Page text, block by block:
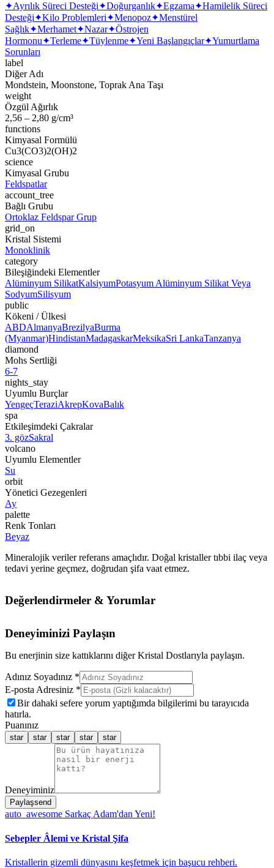
✦Ayrılık Süreci Desteği✦Doğurganlık✦Egzama✦Hamilelik Süreci
Desteği✦Kilo Problemleri✦Menopoz✦Menstürel
Sağlık✦Merhamet✦Nazar✦Östrojen
Hormonu✦Terleme✦Tüylenme✦Yeni Başlangıçlar✦Yumurtlama
Sorunları
label
Diğer Adı
Mondstein, Moonstone, Toprak Ana Taşı
weight
Özgül Ağırlık
2,56 – 2,80 g/cm³
functions
Kimyasal Formülü
Cu3(CO3)2(OH)2
science
Kimyasal Grubu
Feldspatlar
account_tree
Bağlı Grubu
Ortoklaz Feldspar Grup
grid_on
Kristal Sistemi
Monoklinik
category
Bileşiğindeki Elementler
Alüminyum SilikatKalsiyumPotasyum Alüminyum Silikat Veya
SodyumSilisyum
public
Kökeni / Ülkesi
ABDAlmanyaBrezilyaBurma
(Myanmar)HindistanMadagaskarMeksikaSri LankaTanzanya
diamond
Mohs Sertliği
6-7
nights_stay
Uyumlu Burçlar
YengeçTeraziAkrepKovaBalık
spa
Etkileşimdeki Çakralar
3. gözSakral
volcano
Uyumlu Elementler
Su
orbit
Yönetici Gezegenleri
Ay
palette
Renk Tonları
Beyaz
Mineralojik veriler referans amaçlıdır. Doğal kristaller tıbbi ilaç veya
tedavi yerine geçmez, doğrudan şifa vaat etmez.
Değerlendirmeler & Yorumlar
Deneyiminizi Paylaşın
Bu enerjinin size kattıklarını diğer Kristal Dostlarıyla paylaşın.
Adınız Soyadınız *
E-posta Adresiniz *
Bir dahaki sefere yorum yaptığımda bilgilerimi bu tarayıcıda
hatırla.
Puanınız
star star star star star
Deneyiminiz
Paylaşsend
auto_awesome Sarkaç Adam'dan Yeni!
Sebepler Âlemi ve Kristal Şifa
Kristallerin gizemli dünyasını keşfetmek için başucu rehberi.